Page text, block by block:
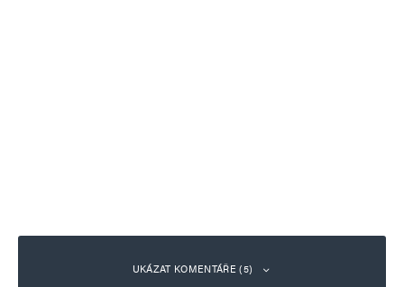
UKÁZAT KOMENTÁŘE (5)